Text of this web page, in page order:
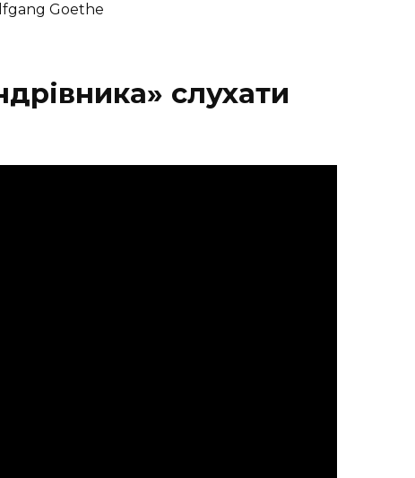
Goethe
» слухати